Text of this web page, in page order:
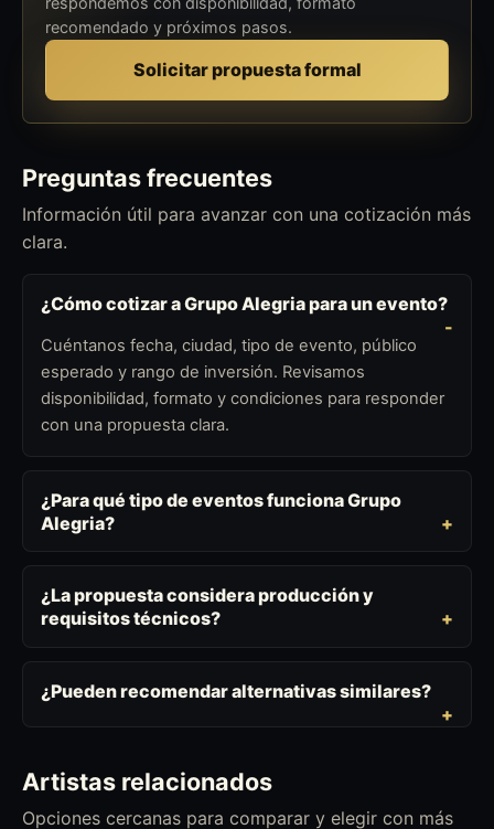
recomendado y próximos pasos.
Solicitar propuesta formal
Preguntas frecuentes
Información útil para avanzar con una cotización más
clara.
¿Cómo cotizar a Grupo Alegria para un evento?
Cuéntanos fecha, ciudad, tipo de evento, público
esperado y rango de inversión. Revisamos
disponibilidad, formato y condiciones para responder
con una propuesta clara.
¿Para qué tipo de eventos funciona Grupo
Alegria?
¿La propuesta considera producción y
requisitos técnicos?
¿Pueden recomendar alternativas similares?
Artistas relacionados
Opciones cercanas para comparar y elegir con más